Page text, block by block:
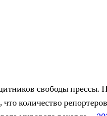
свободы прессы.
количество